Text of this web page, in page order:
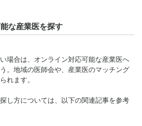
な産業医を探す
場合は、オンライン対応可能な産業医へ
。地域の医師会や、産業医のマッチング
れます。
し方については、以下の関連記事を参考